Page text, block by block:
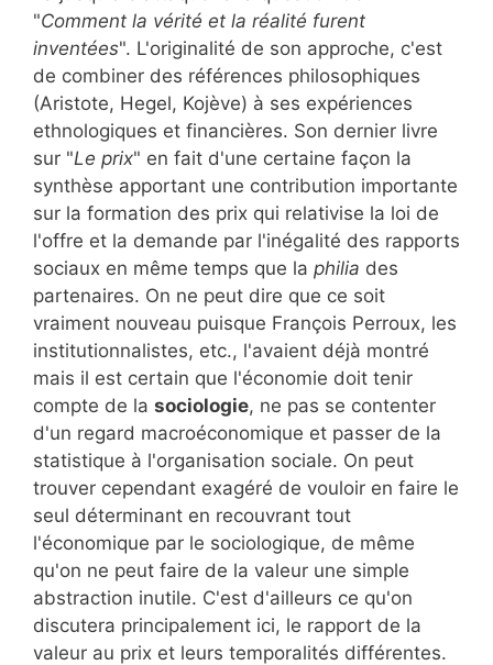
"Comment la vérité et la réalité furent
inventées". L'originalité de son approche, c'est
de combiner des références philosophiques
(Aristote, Hegel, Kojève) à ses expériences
ethnologiques et financières. Son dernier livre
sur "Le prix" en fait d'une certaine façon la
synthèse apportant une contribution importante
sur la formation des prix qui relativise la loi de
l'offre et la demande par l'inégalité des rapports
sociaux en même temps que la philia des
partenaires. On ne peut dire que ce soit
vraiment nouveau puisque François Perroux, les
institutionnalistes, etc., l'avaient déjà montré
mais il est certain que l'économie doit tenir
compte de la sociologie, ne pas se contenter
d'un regard macroéconomique et passer de la
statistique à l'organisation sociale. On peut
trouver cependant exagéré de vouloir en faire le
seul déterminant en recouvrant tout
l'économique par le sociologique, de même
qu'on ne peut faire de la valeur une simple
abstraction inutile. C'est d'ailleurs ce qu'on
discutera principalement ici, le rapport de la
valeur au prix et leurs temporalités différentes.